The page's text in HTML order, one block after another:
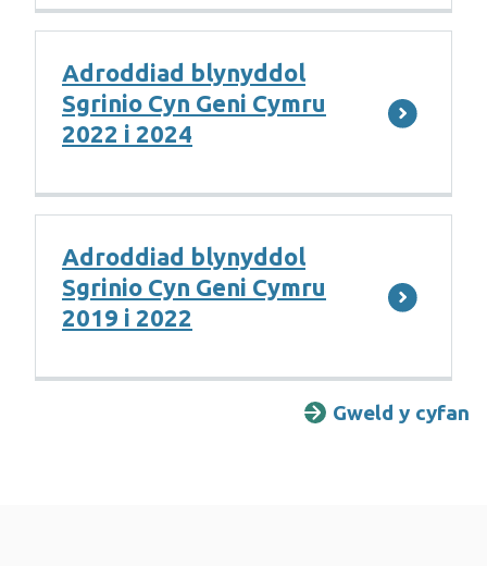
Adroddiad blynyddol
Sgrinio Cyn Geni Cymru
2022 i 2024
Adroddiad blynyddol
Sgrinio Cyn Geni Cymru
2019 i 2022
Gweld y cyfan